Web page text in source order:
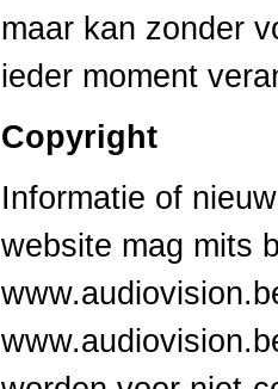
maar kan zonder
ieder moment
Copyright
Informatie of
website mag mits